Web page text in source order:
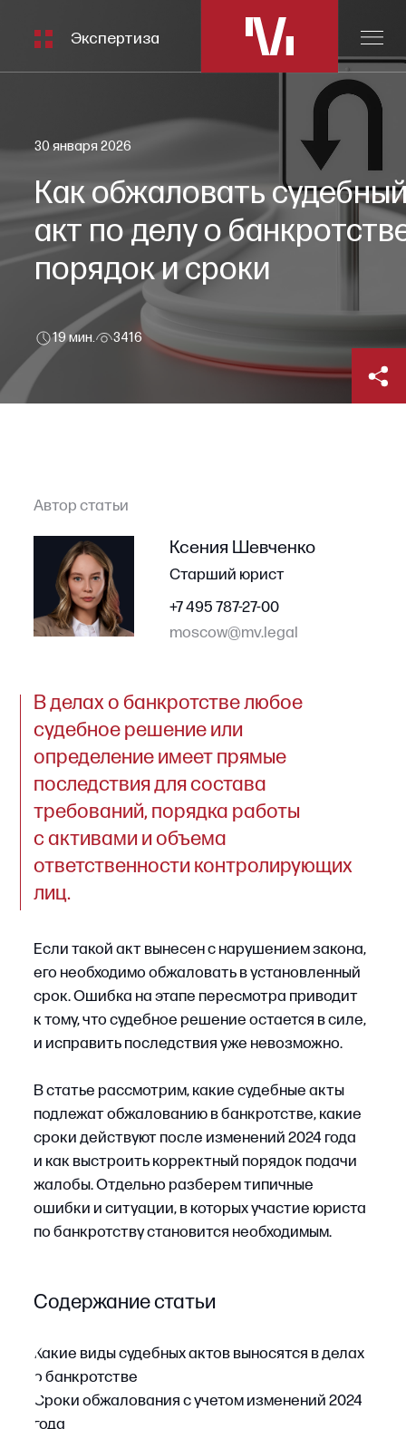
Экспертиза
30 января 2026
Как обжаловать
акт по делу о
порядок и сроки
19 мин. 3416
Автор статьи
В делах о банкротстве любое
судебное решение или
определение имеет прямые
последствия для состава
ответственности контролирующих
лиц.
Если такой акт вынесен с нарушением закона,
его необходимо обжаловать в установленный
срок. Ошибка на этапе пересмотра приводит
к тому, что судебное решение остается в силе,
и исправить последствия уже невозможно.
В статье рассмотрим, какие судебные акты
подлежат обжалованию в банкротстве, какие
жалобы. Отдельно разберем типичные
ошибки и ситуации, в которых участие юриста
по банкротству становится необходимым.
Содержание статьи
Какие виды судебных актов выносятся в делах
Сроки обжалования с учетом изменений 2024
года
Пошаговый порядок обжалования решения
суда
Как юрист по банкротству помогает
обжаловать судебные акты
выносятся в делах
В делах о банкротстве суд выносит разные
судебные акты. Они различаются
по содержанию и последствиям: одни касаются